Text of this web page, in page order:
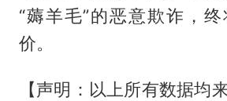
“薅羊毛”的恶意欺诈，
价。
【声明：以上所有数据均